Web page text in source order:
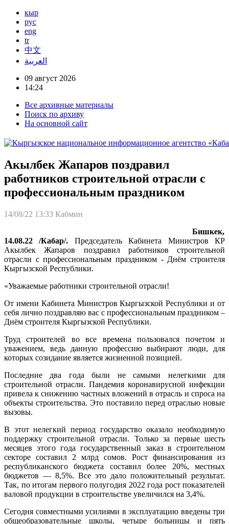
кыр
рус
eng
tr
中文
العربية
09 август 2026
14:24
Все архивные материалы
Поиск по архиву
На основной сайт
Акылбек Жапаров поздравил
работников строительной отрасли с
профессиональным праздником
14/08/22 13:33 Кабмин
Бишкек,
14.08.22 /Кабар/. Председатель Кабинета Министров КР
Акылбек Жапаров поздравил работников строительной
отрасли с профессиональным праздником - Днём строителя
Кыргызской Республики.
«Уважаемые работники строительной отрасли!
От имени Кабинета Министров Кыргызской Республики и от
себя лично поздравляю вас с профессиональным праздником –
Днём строителя Кыргызской Республики.
Труд строителей во все времена пользовался почетом и
уважением, ведь данную профессию выбирают люди, для
которых созидание является жизненной позицией.
Последние два года были не самыми нелегкими для
строительной отрасли. Пандемия коронавирусной инфекции
привела к снижению частных вложений в отрасль и спроса на
объекты строительства. Это поставило перед отраслью новые
вызовы.
В этот нелегкий период государство оказало необходимую
поддержку строительной отрасли. Только за первые шесть
месяцев этого года государственный заказ в строительном
секторе составил 2 млрд сомов. Рост финансирования из
республиканского бюджета составил более 20%, местных
бюджетов — 8,5%. Все это дало положительный результат.
Так, по итогам первого полугодия 2022 года рост показателей
валовой продукции в строительстве увеличился на 3,4%.
Сегодня совместными усилиями в эксплуатацию введены три
общеобразовательные школы, четыре больницы и пять